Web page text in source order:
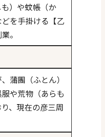
）や蚊帳（か
を手掛ける【乙
。
蒲團（ふとん）
や荒物（あらも
、現在の彦三周